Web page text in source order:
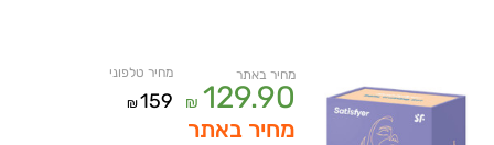
מחיר באתר
129.90
₪
מחיר טלפוני
159
₪
מחיר באתר